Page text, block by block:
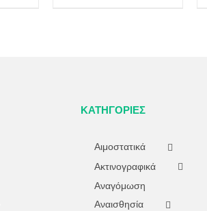
ΚΑΤΗΓΟΡΊΕΣ
Αιμοστατικά
Ακτινογραφικά
Αναγόμωση
Αναισθησία